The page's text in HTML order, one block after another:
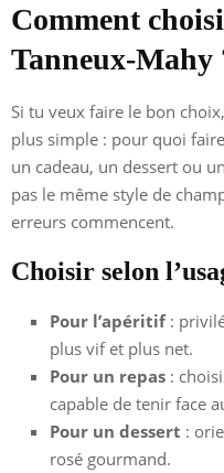
Comment
Tanneux-Mahy
Si tu veux faire le bon
plus simple : pour quoi
un cadeau, un dessert ou
pas le même style de
erreurs commencent.
Choisir selon
Pour l’apéritif:
plus vif et plus net.
Pour un repas :
capable de tenir face
Pour un dessert :
rosé gourmand.